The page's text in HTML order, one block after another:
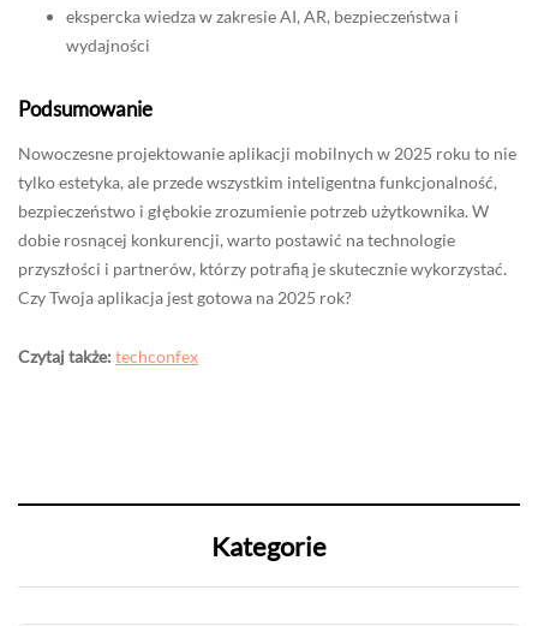
ekspercka wiedza w zakresie AI, AR, bezpieczeństwa i
wydajności
Podsumowanie
Nowoczesne projektowanie aplikacji mobilnych w 2025 roku to nie
tylko estetyka, ale przede wszystkim inteligentna funkcjonalność,
bezpieczeństwo i głębokie zrozumienie potrzeb użytkownika. W
dobie rosnącej konkurencji, warto postawić na technologie
przyszłości i partnerów, którzy potrafią je skutecznie wykorzystać.
Czy Twoja aplikacja jest gotowa na 2025 rok?
Czytaj także: techconfex
Kategorie